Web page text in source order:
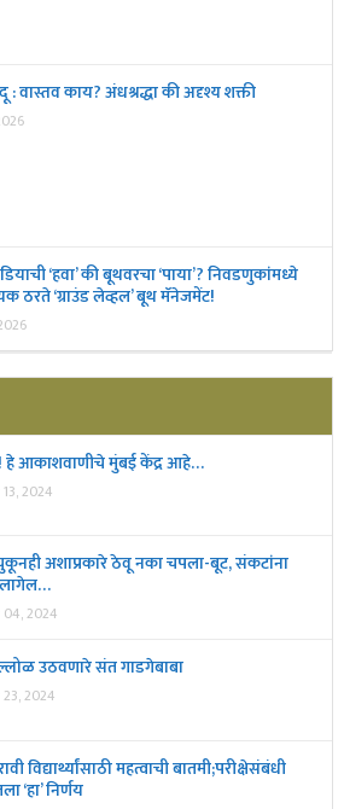
: वास्तव काय? अंधश्रद्धा की अदृश्य शक्ती
‘हवा’ की बूथवरचा ‘पाया’? निवडणुकांमध्ये
ठरते ‘ग्राउंड लेव्हल’ बूथ मॅनेजमेंट!
हे आकाशवाणीचे मुंबई केंद्र आहे…
2024
अशाप्रकारे ठेवू नका चपला-बूट, संकटांना
लागेल…
2024
उठवणारे संत गाडगेबाबा
2024
विद्यार्थ्यांसाठी महत्वाची बातमी;परीक्षेसंबंधी
‘हा’ निर्णय